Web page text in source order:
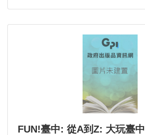
FUN!臺中: 從A到Z: 大玩臺中